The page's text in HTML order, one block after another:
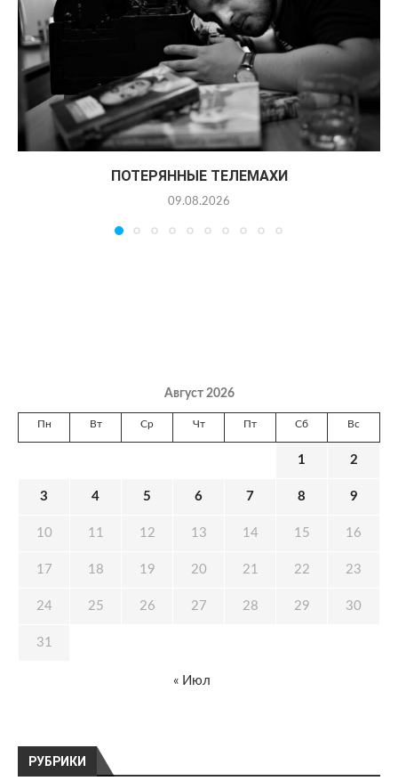
ПОТЕРЯННЫЕ ТЕЛЕМАХИ
09.08.2026
РУБРИКИ
Август 2026
Пн Вт Ср Чт Пт Сб Вс
1 2
3 4 5 6 7 8 9
10 11 12 13 14 15 16
17 18 19 20 21 22 23
24 25 26 27 28 29 30
31
« Июл